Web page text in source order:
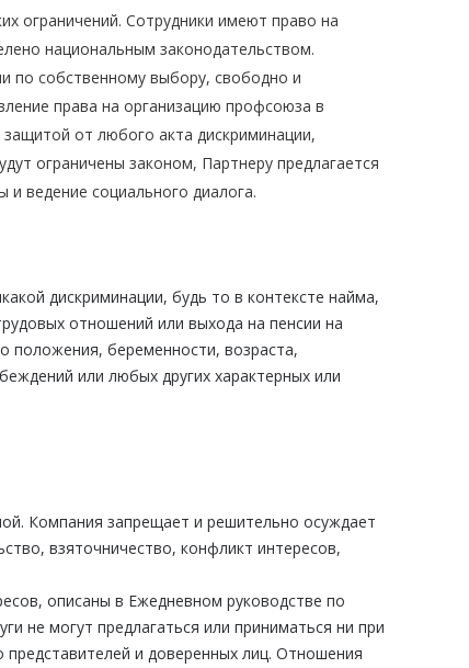
ограничений. Сотрудники имеют право на
национальным законодательством.
по собственному выбору, свободно и
права на организацию профсоюза в
от любого акта дискриминации,
ограничены законом, Партнеру предлагается
ведение социального диалога.
дискриминации, будь то в контексте найма,
отношений или выхода на пенсии на
положения, беременности, возраста,
или любых других характерных или
Компания запрещает и решительно осуждает
взяточничество, конфликт интересов,
описаны в Ежедневном руководстве по
не могут предлагаться или приниматься ни при
и доверенных лиц. Отношения